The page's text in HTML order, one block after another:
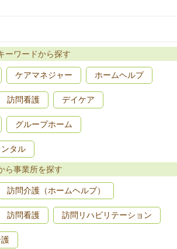
ーワードから探す
ケアマネジャー ホームヘルプ
訪問看護 デイケア
グループホーム
タル
ら事業所を探す
訪問介護（ホームヘルプ）
訪問看護 訪問リハビリテーション